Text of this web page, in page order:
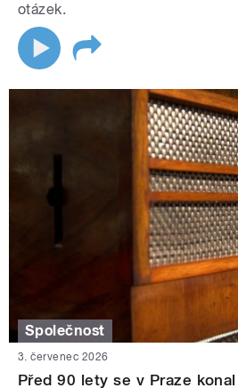
otázek.
Společnost
3. červenec 2026
Před 90 lety se v Praze